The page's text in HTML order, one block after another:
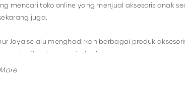
mencari toko online yang menjual aksesoris anak
juga.
Jaya selalu menghadirkan berbagai produk
memberikan layanan terbaik.